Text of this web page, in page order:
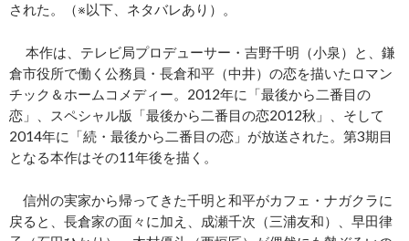
された。（※以下、ネタバレあり）。
本作は、テレビ局プロデューサー・吉野千明（小泉）と、鎌
倉市役所で働く公務員・長倉和平（中井）の恋を描いたロマン
チック＆ホームコメディー。2012年に「最後から二番目の
恋」、スペシャル版「最後から二番目の恋2012秋」、そして
2014年に「続・最後から二番目の恋」が放送された。第3期目
となる本作はその11年後を描く。
信州の実家から帰ってきた千明と和平がカフェ・ナガクラに
戻ると、長倉家の面々に加え、成瀬千次（三浦友和）、早田律